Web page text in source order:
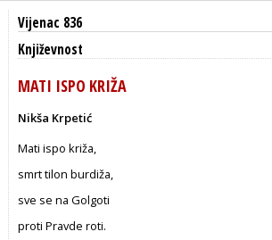
Vijenac 836
Književnost
MATI ISPO KRIŽA
Nikša Krpetić
Mati ispo križa,
smrt tilon burdiža,
sve se na Golgoti
proti Pravde roti.